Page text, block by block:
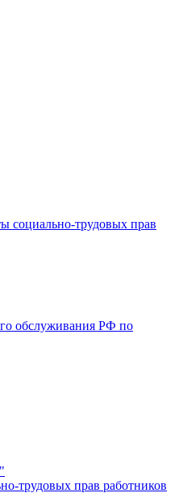
социально-трудовых прав
обслуживания РФ по
трудовых прав работников